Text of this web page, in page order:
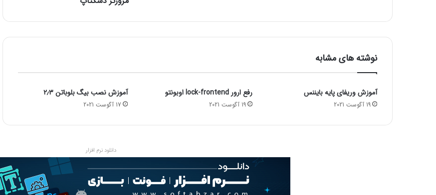
س
ت
ب
ت
ا
ل
ح
ت
ر
ل
ت
ا
نوشته های مشابه
آموزش وریفای پایه بایننس
19 آگوست 2021
رفع ارور lock-frontend اوبونتو
19 آگوست 2021
آموزش نصب بیگ بلوباتن ۲٫۳
17 آگوست 2021
دانلود نرم افزار